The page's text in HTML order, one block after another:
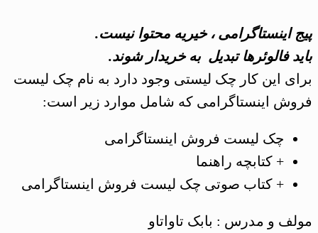
پیج اینستاگرامی ، خیریه محتوا نیست.
باید فالوئرها تبدیل به خریدار شوند.
برای این کار چک لیستی وجود دارد به نام چک لیست
فروش اینستاگرامی که شامل موارد زیر است:
چک لیست فروش اینستاگرامی
+ کتابچه راهنما
+ کتاب صوتی چک لیست فروش اینستاگرامی
مولف و مدرس : بابک تاواتاو
اینستاگرامی
عدد